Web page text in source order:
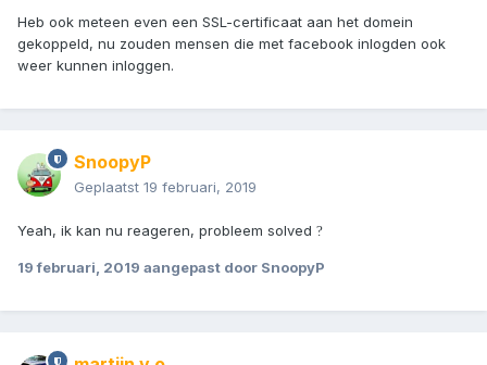
Heb ook meteen even een SSL-certificaat aan het domein
gekoppeld, nu zouden mensen die met facebook inlogden ook
weer kunnen inloggen.
SnoopyP
Geplaatst 19 februari, 2019
Yeah, ik kan nu reageren, probleem solved ?
19 februari, 2019 aangepast door SnoopyP